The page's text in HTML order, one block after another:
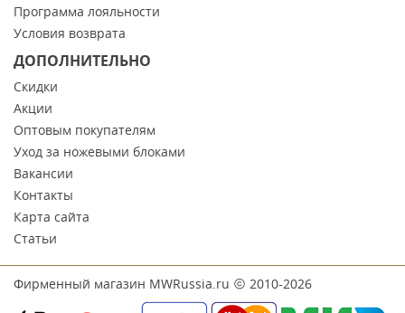
Программа лояльности
Условия возврата
ДОПОЛНИТЕЛЬНО
Скидки
Акции
Оптовым покупателям
Уход за ножевыми блоками
Вакансии
Контакты
Карта сайта
Статьи
Фирменный магазин MWRussia.ru 2010-2026